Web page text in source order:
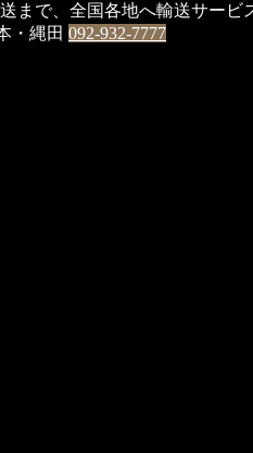
で、全国各地へ輸送サービ
・縄田 092-932-7777